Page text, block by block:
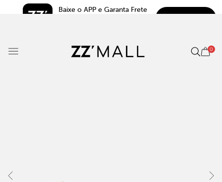
Baixe o APP e Garanta Frete
0